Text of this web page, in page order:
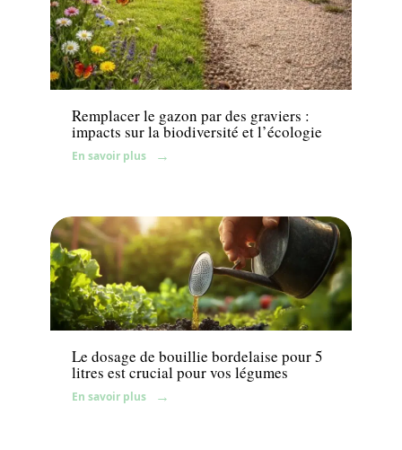
Jardin
Remplacer le gazon par des graviers :
impacts sur la biodiversité et l’écologie
En savoir plus
Potager
Le dosage de bouillie bordelaise pour 5
litres est crucial pour vos légumes
En savoir plus